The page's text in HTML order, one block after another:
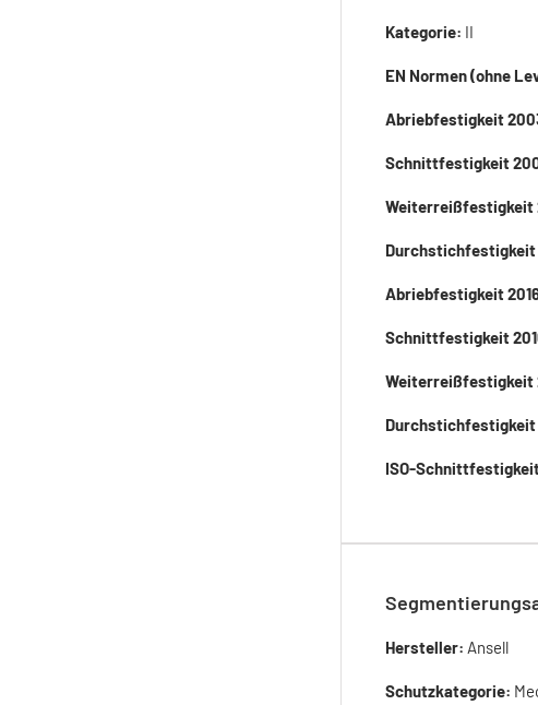
Kategorie: II
EN Normen (ohne
Abriebfestigkeit
Schnittfestigkeit
Weiterreißfestigkeit
Durchstichfestigkeit
Abriebfestigkeit
Schnittfestigkeit
Weiterreißfestigkeit
Durchstichfestigkeit
ISO-
Hersteller: Ansell
Schutzkategorie: